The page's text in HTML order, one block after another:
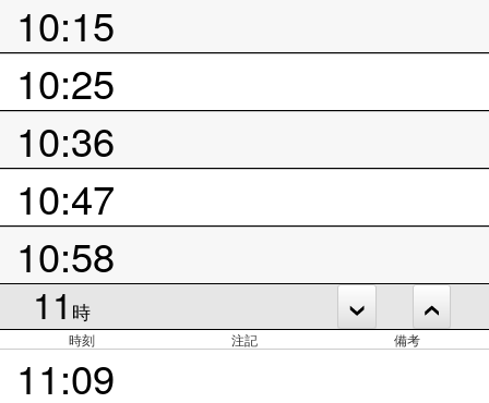
10:15
10:25
10:36
10:47
10:58
11 時
時刻 注記 備考
11:09